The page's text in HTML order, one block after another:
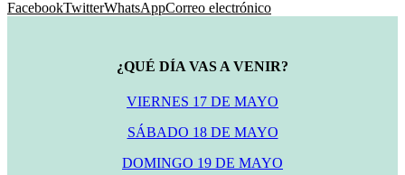
FacebookTwitterWhatsAppCorreo electrónico
¿QUÉ DÍA VAS A VENIR?
VIERNES 17 DE MAYO
SÁBADO 18 DE MAYO
DOMINGO 19 DE MAYO